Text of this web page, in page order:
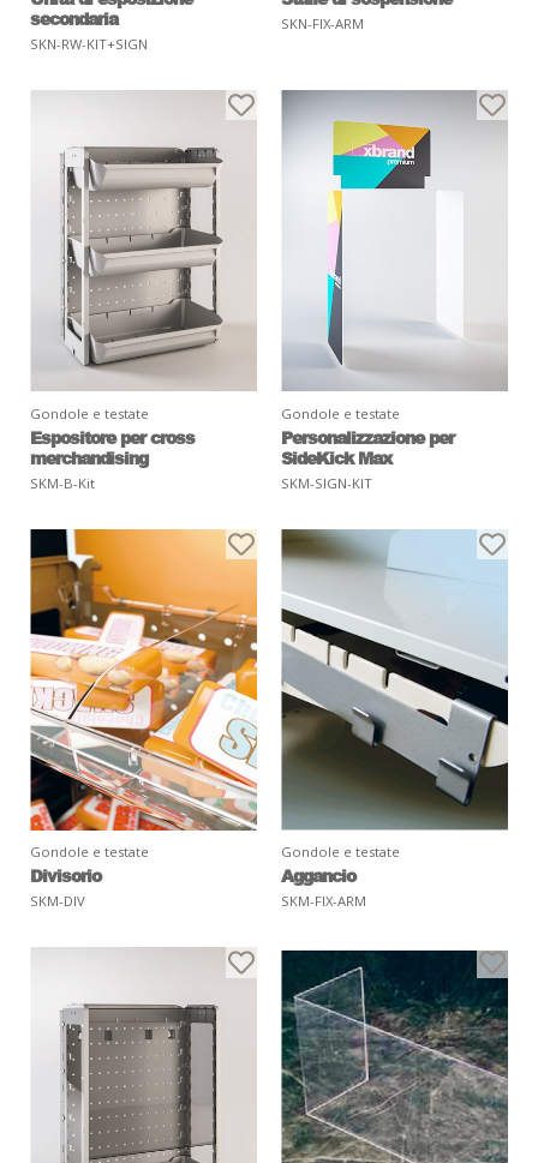
secondaria
SKN-RW-KIT+SIGN
SKN-FIX-ARM
Gondole e testate
Espositore per cross
merchandising
SKM-B-Kit
Gondole e testate
Personalizzazione per
SideKick Max
SKM-SIGN-KIT
Gondole e testate
Divisorio
SKM-DIV
Gondole e testate
Aggancio
SKM-FIX-ARM